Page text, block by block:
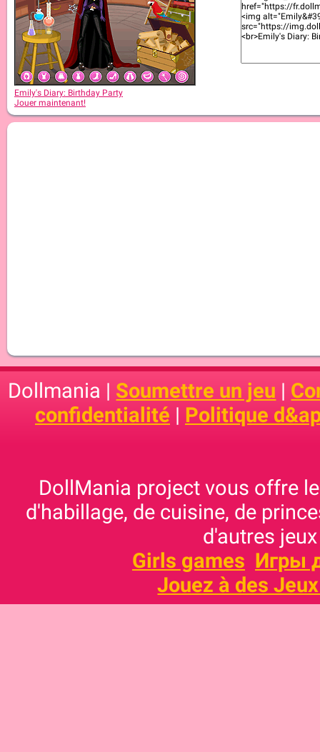
Emily's Diary: Little Pony! My Christmas gift!
Emily's Diary: Birthday Party
Jouer maintenant!
Dollmania | Soumettre un jeu |
confidentialité | Politique
DollMania project vous offre
d'habillage, de cuisine, de
d'autres
Girls games Игры
Jouez à des